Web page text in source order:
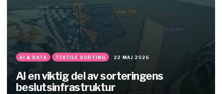
AI & DATA TEXTILE SORTING 22 MAJ 2026
AI en viktig del av sorteringens
beslutsinfrastruktur